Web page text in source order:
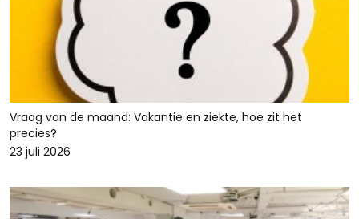
Vraag van de maand: Vakantie en ziekte, hoe zit het
precies?
23 juli 2026